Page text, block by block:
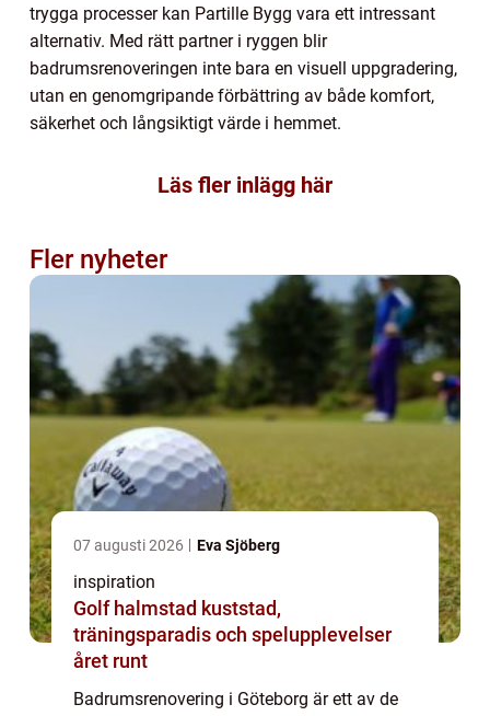
trygga processer kan Partille Bygg vara ett intressant
alternativ. Med rätt partner i ryggen blir
badrumsrenoveringen inte bara en visuell uppgradering,
utan en genomgripande förbättring av både komfort,
säkerhet och långsiktigt värde i hemmet.
Läs fler inlägg här
Fler nyheter
07 augusti 2026 Eva Sjöberg
inspiration
Golf halmstad kuststad,
träningsparadis och spelupplevelser
året runt
Badrumsrenovering i Göteborg är ett av de